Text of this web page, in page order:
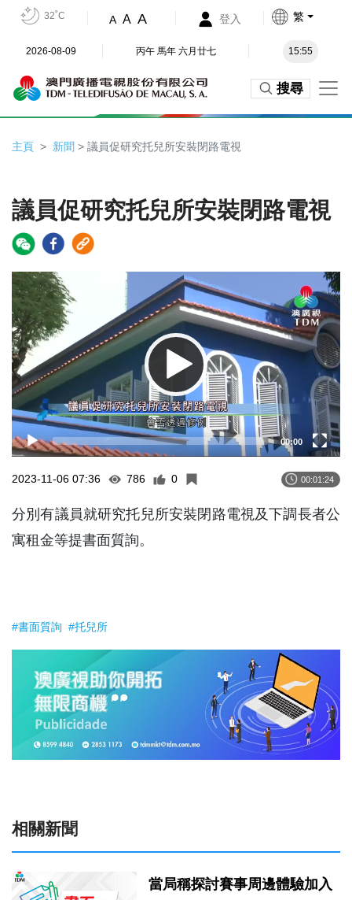
32˚C A A A 登入 繁
2026-08-09 丙午 馬年 六月廿七 15:55
搜尋
主頁 新聞 > 議員促研究托兒所安裝閉路電視
議員促研究托兒所安裝閉路電視
Video
Player
00:00
2023-11-06 07:36 786 0 00:01:24
分別有議員就研究托兒所安裝閉路電視及下調長者公
寓租金等提書面質詢。
#書面質詢 #托兒所
相關新聞
當局稱探討賽事周邊體驗加入